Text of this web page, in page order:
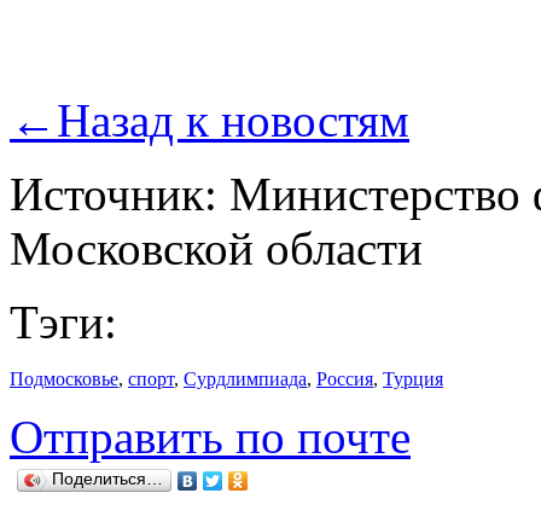
← Назад к новостям
Источник: Министерство
Московской области
Тэги:
Подмосковье, спорт, Сурдлимпиада, Россия, Турция
Отправить по почте
Поделиться…